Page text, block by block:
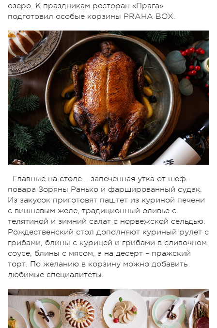
озеро. К праздникам ресторан «Прага»
подготовил особые корзины PRAHA BOX.
Главные на столе – запеченная утка от шеф-
повара Зоряны Ранько и фаршированный судак.
Из закусок приготовят паштет из куриной печени
с вишневым желе, традиционный оливье с
телятиной и зимний салат с норвежской сельдью.
Рождественский стол дополняют куриный рулет с
грибами, блины с курицей и грибами в сливочном
соусе, блины с мясом, а на десерт – пражский
торт. По желанию в корзину можно добавить
любимые специалитеты.